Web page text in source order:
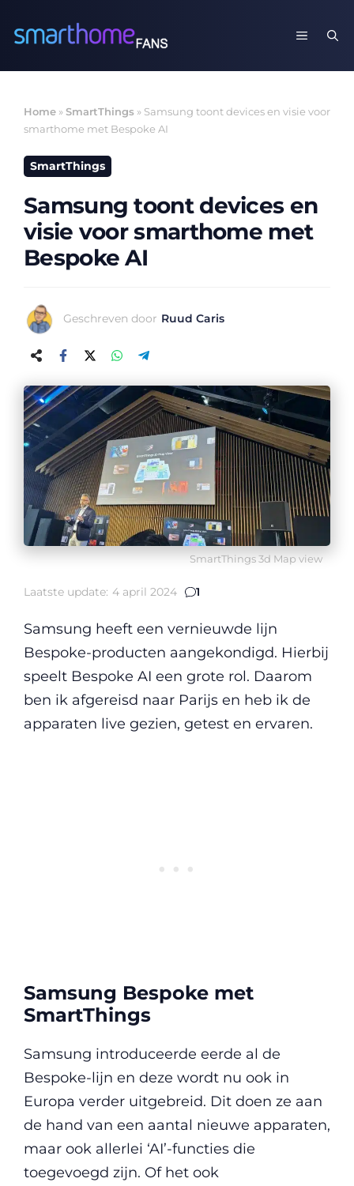
naar
MENU
Home »SmartThings » Samsung toont devices en visie voor
smarthome met Bespoke AI
SmartThings
Samsung toont devices en
visie voor smarthome met
Bespoke AI
Geschreven door Ruud Caris
SmartThings 3d Map view
Laatste update: 4 april 2024 1
Samsung heeft een vernieuwde lijn
Bespoke-producten aangekondigd. Hierbij
speelt Bespoke AI een grote rol. Daarom
ben ik afgereisd naar Parijs en heb ik de
apparaten live gezien, getest en ervaren.
Samsung Bespoke met
SmartThings
Samsung introduceerde eerde al de
Bespoke-lijn en deze wordt nu ook in
Europa verder uitgebreid. Dit doen ze aan
de hand van een aantal nieuwe apparaten,
maar ook allerlei ‘AI’-functies die
toegevoegd zijn. Of het ook